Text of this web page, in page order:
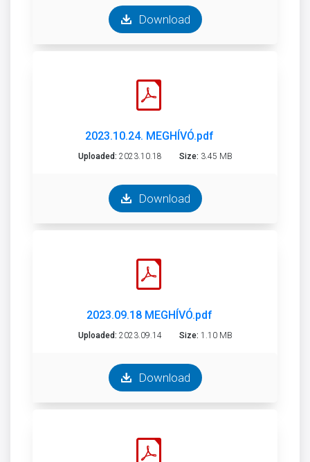
Download
2023.10.24. MEGHÍVÓ.pdf
Uploaded: 2023.10.18 Size: 3.45 MB
Download
2023.09.18 MEGHÍVÓ.pdf
Uploaded: 2023.09.14 Size: 1.10 MB
Download